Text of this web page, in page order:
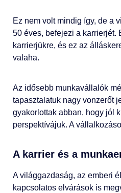
Ez nem volt mindig így, de a
50 éves, befejezi a karrierjét.
karrierjükre, és ez az
valaha.
Az idősebb munkavállalók
tapasztalatuk nagy vonzerőt
gyakorlottak abban, hogy jól
perspektívájuk. A
A karrier és a
A világgazdaság, az emberi
kapcsolatos elvárások is